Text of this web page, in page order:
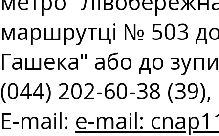
маршрутці № 503
Гашека" або до
(044) 202-60-38
E-mail: e-mail: